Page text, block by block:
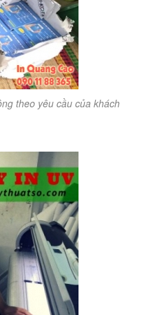
theo yêu cầu của khách